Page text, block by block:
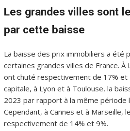
Les grandes villes sont
par cette baisse
La baisse des prix immobiliers a été
certaines grandes villes de France. À
ont chuté respectivement de 17% et
capitale, à Lyon et à Toulouse, la
2023 par rapport à la même période
Cependant, à Cannes et à Marseille,
respectivement de 14% et 9%.